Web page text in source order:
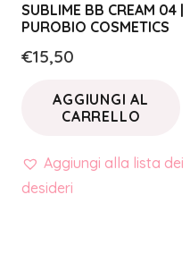
SUBLIME BB CREAM 04 |
PUROBIO COSMETICS
€15,50
AGGIUNGI AL
CARRELLO
Aggiungi alla lista dei
desideri